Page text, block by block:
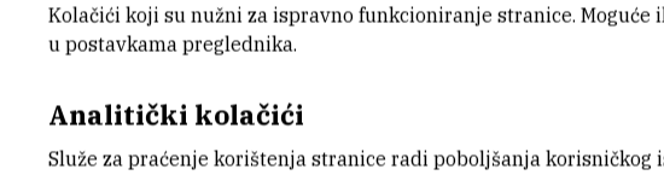
E-MAIL
Bijenička 54
Kolačići koji su nužni za ispravno funkcioniranje stranice. Moguće
u postavkama preglednika.
Analitički kolačići
Služe za praćenje korištenja stranice radi poboljšanja korisničkog